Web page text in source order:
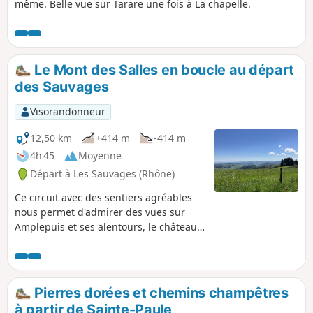
même. Belle vue sur Tarare une fois à La chapelle.
Le Mont des Salles en boucle au départ
des Sauvages
Visorandonneur
12,50 km
+414 m
-414 m
4h 45
Moyenne
Départ à Les Sauvages (Rhône)
Ce circuit avec des sentiers agréables
nous permet d'admirer des vues sur
Amplepuis et ses alentours, le château
les monts du Lyonnais, Tarare et ses
environs. À faire absolument. Suite aux
travaux pour l'installation des éoliennes,
la Fédération Française de Randonnée a
Pierres dorées et chemins champêtres
à partir de Sainte-Paule